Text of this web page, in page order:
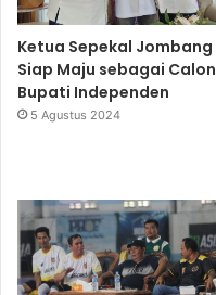
Ketua Sepekal Jombang
Siap Maju sebagai Calon
Bupati Independen
5 Agustus 2024